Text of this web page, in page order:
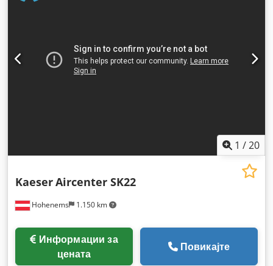
1 /20
Hohenems 1.150 km
KaeserAircenter SK22
цената
Повикајте